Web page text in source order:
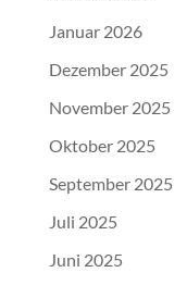
Januar 2026
Dezember 2025
November 2025
Oktober 2025
September 2025
Juli 2025
Juni 2025